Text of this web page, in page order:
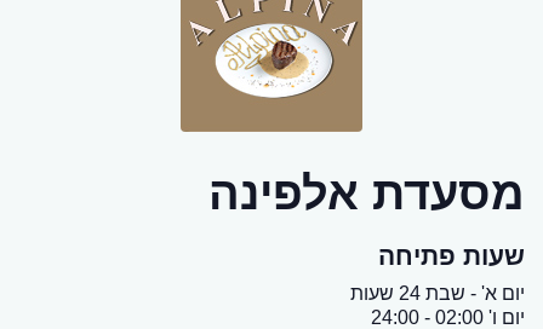
מסעדת אלפינה
שעות פתיחה
יום א' - שבת 24 שעות
יום ו' 02:00 - 24:00